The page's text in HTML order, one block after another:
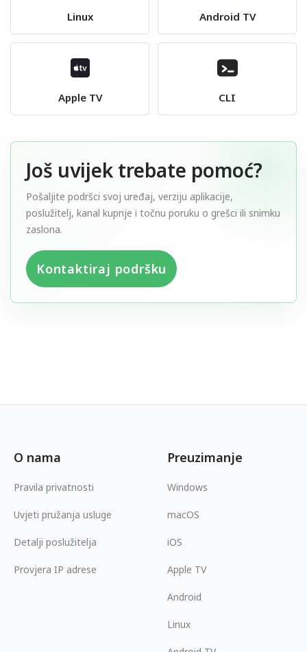
Linux Android TV
Apple TV CLI
Još uvijek trebate pomoć?
Pošaljite podršci svoj uređaj, verziju aplikacije,
poslužitelj, kanal kupnje i točnu poruku o grešci ili snimku
zaslona.
Kontaktiraj podršku
O nama
Pravila privatnosti
Uvjeti pružanja usluge
Detalji poslužitelja
Provjera IP adrese
Preuzimanje
Windows
macOS
iOS
Apple TV
Android
Linux